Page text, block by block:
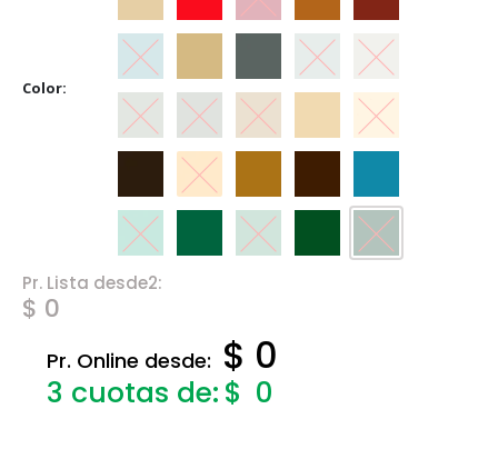
Color
BermellónCarmín
Celeste Gris EspacialGris Hielo
Gris PerlaGris VisónMarfil Marfil Champagne
Marfil Seda
Marrón Naranja
Verde ClaroVerde Esmeralda
Verde IlusiónVerde InglésVerde Noche
Pr. Lista desde2:
$ 0
Pr. Online desde: $ 0
$ 0